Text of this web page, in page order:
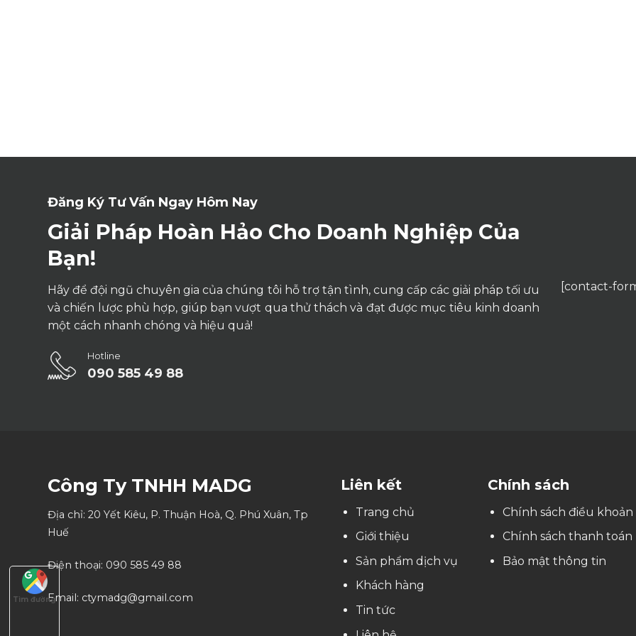
Đăng Ký Tư Vấn Ngay Hôm Nay
Giải Pháp Hoàn Hảo Cho Doanh Nghiệp Của
Bạn!
Hãy để đội ngũ chuyên gia của chúng tôi hỗ trợ tận tình, cung cấp các giải pháp tối ưu
và chiến lược phù hợp, giúp bạn vượt qua thử thách và đạt được mục tiêu kinh doanh
một cách nhanh chóng và hiệu quả!
Hotline
090 585 49 88
[contact-
Công Ty TNHH MADG
Địa chỉ: 20 Yết Kiêu, P. Thuận Hoà, Q. Phú Xuân, Tp
Huế
Điện thoại: 090 585 49 88
Email: ctymadg@gmail.com
Liên kết
Trang chủ
Giới thiệu
Sản phẩm dịch vụ
Khách hàng
Tin tức
Chính sách
Chính sách điều khoản
Chính sách thanh toán
Bảo mật thông tin
Tìm đường